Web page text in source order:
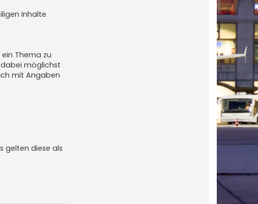
Inhalte
Thema zu
möglichst
mit Angaben
gelten diese als